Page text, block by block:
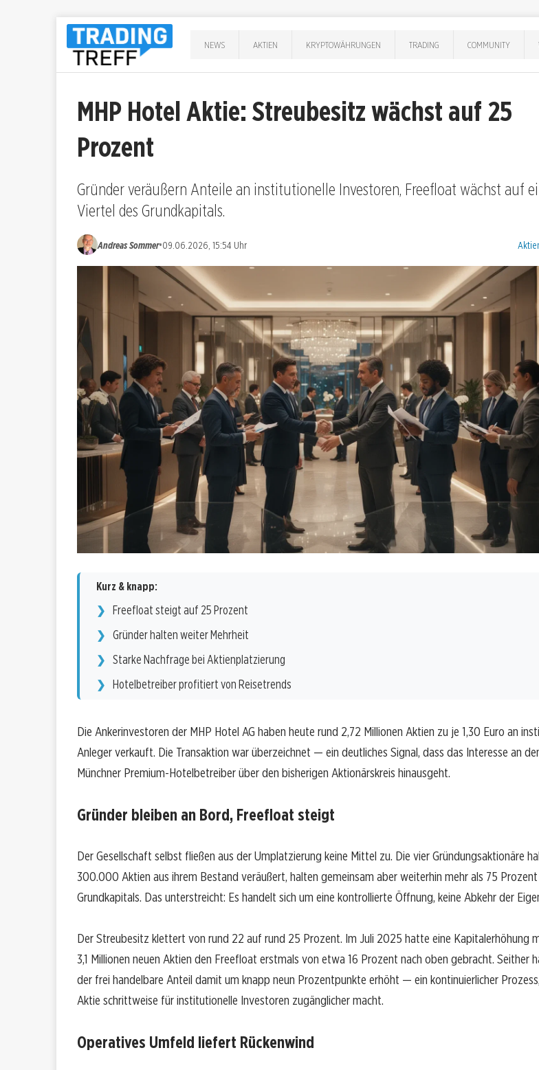
NEWS AKTIEN KRYPTOWÄHRUNGEN TRADING COMMUNITY
MHP Hotel Aktie: Streubesitz wächst auf 25
Prozent
Gründer veräußern Anteile an institutionelle Investoren, Freefloat wächst auf
Viertel des Grundkapitals.
Andreas Sommer•09.06.2026, 15:54 Uhr
Kurz & knapp:
Freefloat steigt auf 25 Prozent
Gründer halten weiter Mehrheit
Starke Nachfrage bei Aktienplatzierung
Hotelbetreiber profitiert von Reisetrends
Die Ankerinvestoren der MHP Hotel AG haben heute rund 2,72 Millionen Aktien zu je 1,30 Euro an
Anleger verkauft. Die Transaktion war überzeichnet — ein deutliches Signal, dass das Interesse an
Münchner Premium-Hotelbetreiber über den bisherigen Aktionärskreis hinausgeht.
Gründer bleiben an Bord, Freefloat steigt
Der Gesellschaft selbst fließen aus der Umplatzierung keine Mittel zu. Die vier Gründungsaktionäre
300.000 Aktien aus ihrem Bestand veräußert, halten gemeinsam aber weiterhin mehr als 75
Grundkapitals. Das unterstreicht: Es handelt sich um eine kontrollierte Öffnung, keine Abkehr der
Der Streubesitz klettert von rund 22 auf rund 25 Prozent. Im Juli 2025 hatte eine Kapitalerhöhung
3,1 Millionen neuen Aktien den Freefloat erstmals von etwa 16 Prozent nach oben gebracht. Seither
der frei handelbare Anteil damit um knapp neun Prozentpunkte erhöht — ein kontinuierlicher
Aktie schrittweise für institutionelle Investoren zugänglicher macht.
Operatives Umfeld liefert Rückenwind